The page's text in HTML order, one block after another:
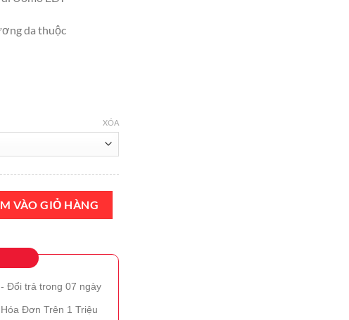
tại
₫1,390,000.
da thuộc
XÓA
EDT 100ml Chính Hãng số lượng
VÀO GIỎ HÀNG
Đổi trả trong 07 ngày
Đơn Trên 1 Triệu